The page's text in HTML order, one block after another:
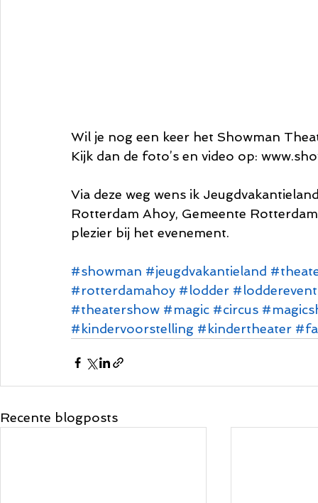
Wil je nog een keer het Showman
Kijk dan de foto’s en video op:
Via deze weg wens ik
Rotterdam Ahoy, Gemeente
plezier bij het evenement.
#showman #jeugdvakantieland
#rotterdamahoy #lodder
#theatershow #magic #circus
#kindervoorstelling #kindertheater
Recente blogposts